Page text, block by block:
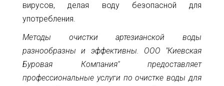
вирусов, делая воду безопасной для
употребления.
Методы очистки артезианской воды
разнообразны и эффективны. ООО "Киевская
Буровая Компания" предоставляет
профессиональные услуги по очистке воды для